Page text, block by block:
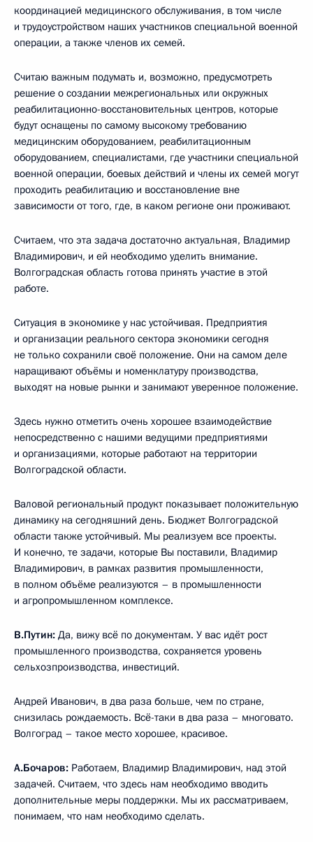
координацией медицинского обслуживания, в том числе
и трудоустройством наших участников специальной военной
операции, а также членов их семей.
Считаю важным подумать и, возможно, предусмотреть
решение о создании межрегиональных или окружных
реабилитационно-восстановительных центров, которые
будут оснащены по самому высокому требованию
медицинским оборудованием, реабилитационным
оборудованием, специалистами, где участники специальной
военной операции, боевых действий и члены их семей могут
проходить реабилитацию и восстановление вне
зависимости от того, где, в каком регионе они проживают.
Считаем, что эта задача достаточно актуальная, Владимир
Владимирович, и ей необходимо уделить внимание.
Волгоградская область готова принять участие в этой
работе.
Ситуация в экономике у нас устойчивая. Предприятия
и организации реального сектора экономики сегодня
не только сохранили своё положение. Они на самом деле
наращивают объёмы и номенклатуру производства,
выходят на новые рынки и занимают уверенное положение.
Здесь нужно отметить очень хорошее взаимодействие
непосредственно с нашими ведущими предприятиями
и организациями, которые работают на территории
Волгоградской области.
Валовой региональный продукт показывает положительную
динамику на сегодняшний день. Бюджет Волгоградской
области также устойчивый. Мы реализуем все проекты.
И конечно, те задачи, которые Вы поставили, Владимир
Владимирович, в рамках развития промышленности,
в полном объёме реализуются – в промышленности
и агропромышленном комплексе.
В.Путин: Да, вижу всё по документам. У вас идёт рост
промышленного производства, сохраняется уровень
сельхозпроизводства, инвестиций.
Андрей Иванович, в два раза больше, чем по стране,
снизилась рождаемость. Всё-таки в два раза – многовато.
Волгоград – такое место хорошее, красивое.
А.Бочаров: Работаем, Владимир Владимирович, над этой
задачей. Считаем, что здесь нам необходимо вводить
дополнительные меры поддержки. Мы их рассматриваем,
понимаем, что нам необходимо сделать.